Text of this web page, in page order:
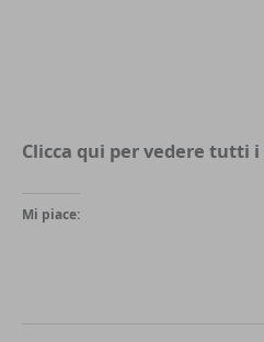
Clicca qui per vedere tutti i
Mi piace: